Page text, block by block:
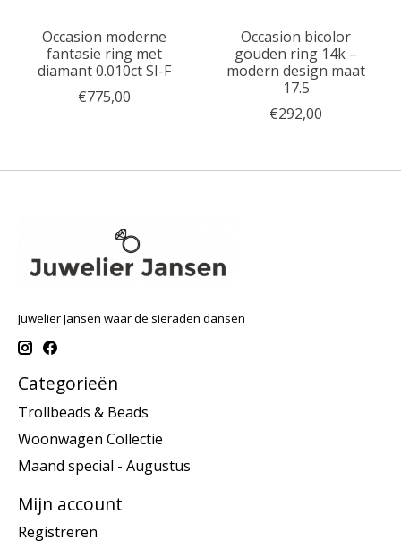
Occasion moderne
fantasie ring met
diamant 0.010ct SI-F
€775,00
Occasion bicolor
gouden ring 14k –
modern design maat
17.5
€292,00
Juwelier Jansen waar de sieraden dansen
Categorieën
Trollbeads & Beads
Woonwagen Collectie
Maand special - Augustus
Mijn account
Registreren